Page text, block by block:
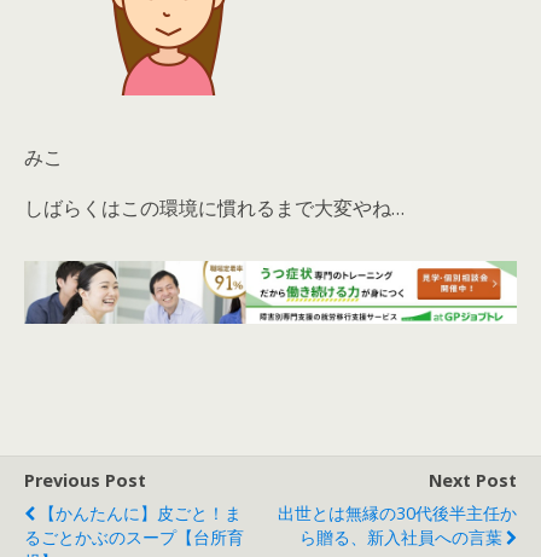
みこ
しばらくはこの環境に慣れるまで大変やね…
Previous Post
【かんたんに】皮ごと！ま
るごとかぶのスープ【台所育
Next Post
出世とは無縁の30代後半主任か
ら贈る、新入社員への言葉